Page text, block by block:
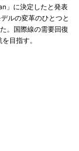
」に決定したと発表
ルの変革のひとつと
。国際線の需要回復
目指す。